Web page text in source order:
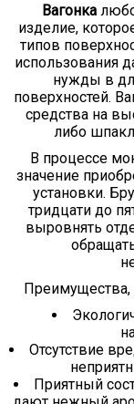
Вагонка
изделие,
типов
использования
нужды в
поверхностей.
средства на
либо
В процессе
значение
установки.
тридцати до
выровнять
Отсутствие
Приятный